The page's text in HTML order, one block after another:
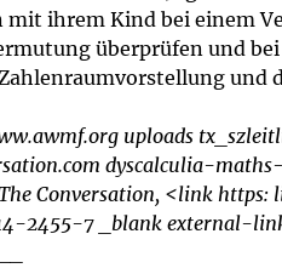
mit ihrem Kind bei einem
überprüfen und
und
uploads
dyscalculia-
Conversation, <link
2455-7 _blank external-